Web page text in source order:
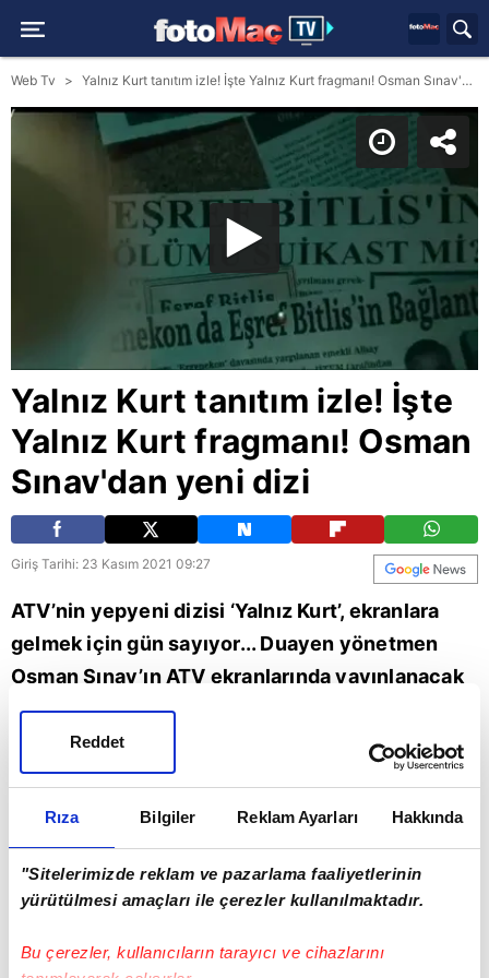
Rıza Bilgiler Reklam Ayarları Hakkında
"Sitelerimizde reklam ve pazarlama faaliyetlerinin
yürütülmesi amaçları ile çerezler kullanılmaktadır.
Bu çerezler, kullanıcıların tarayıcı ve cihazlarını
Reddet
Web Tv Yalnız Kurt tanıtım izle! İşte Yalnız Kurt fragmanı! Osman Sınav'dan yeni dizi
Yalnız Kurt tanıtım izle! İşte
Yalnız Kurt fragmanı! Osman
Sınav'dan yeni dizi
Giriş Tarihi: 23 Kasım 2021 09:27
ATV’nin yepyeni dizisi ‘Yalnız Kurt’, ekranlara
gelmek için gün sayıyor... Duayen yönetmen
Osman Sınav’ın ATV ekranlarında yayınlanacak
yeni projesi ‘Yalnız Kurt’un bugün ilk tanıtım filmi
yayınlandı. İzleyicilerin nefeslerini kesen yeni
fragmanda önemli detaylara da yer verildi. İşte
Yalnız Kurt dizisinin ilk tanıtım videosu...
Osman Sınav atv